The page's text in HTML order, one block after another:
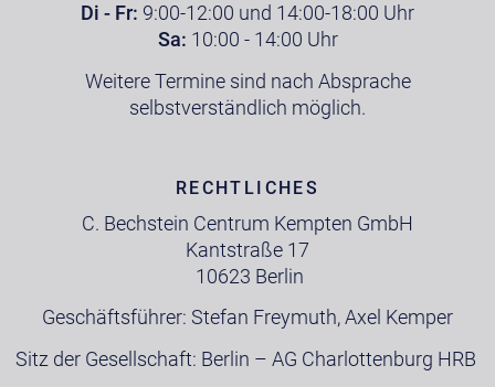
Di - Fr: 9:00-12:00 und 14:00-18:00 Uhr
Sa: 10:00 - 14:00 Uhr
Weitere Termine sind nach Absprache
selbstverständlich möglich.
RECHTLICHES
C. Bechstein Centrum Kempten GmbH
Kantstraße 17
10623 Berlin
Geschäftsführer: Stefan Freymuth, Axel Kemper
Sitz der Gesellschaft: Berlin – AG Charlottenburg HRB